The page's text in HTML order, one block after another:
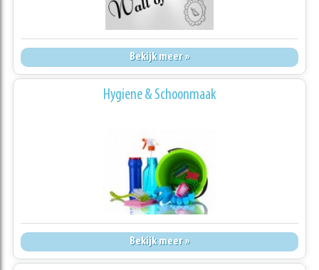
Bekijk meer »
Hygiene & Schoonmaak
Bekijk meer »